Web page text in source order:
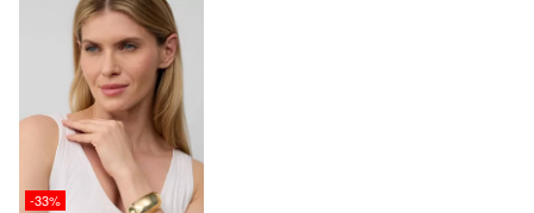
-33%